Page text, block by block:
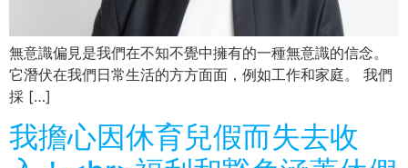
無意識偏見是我們在不知不覺中擁有的一種無意識的信念。
它潛伏在我們日常生活的方方面面，例如工作和家庭。 我們
採 […]
我擔心因休育兒假而失去收